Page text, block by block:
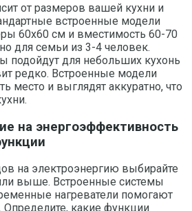
от размеров вашей кухни и
встроенные модели
60х60 см и вместимость 60-70
для семьи из 3-4 человек.
подойдут для небольших кухонь
редко. Встроенные модели
место и выглядят аккуратно, что
на энергоэффективность
на электроэнергию выбирайте
выше. Встроенные системы
нагреватели помогают
Определите, какие функции